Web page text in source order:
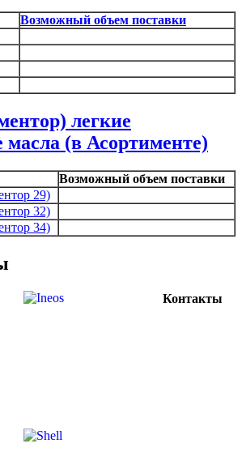
Возможный объем поставки
легкие
(в Асортименте)
Возможный объем поставки
29)
32)
34)
Контакты